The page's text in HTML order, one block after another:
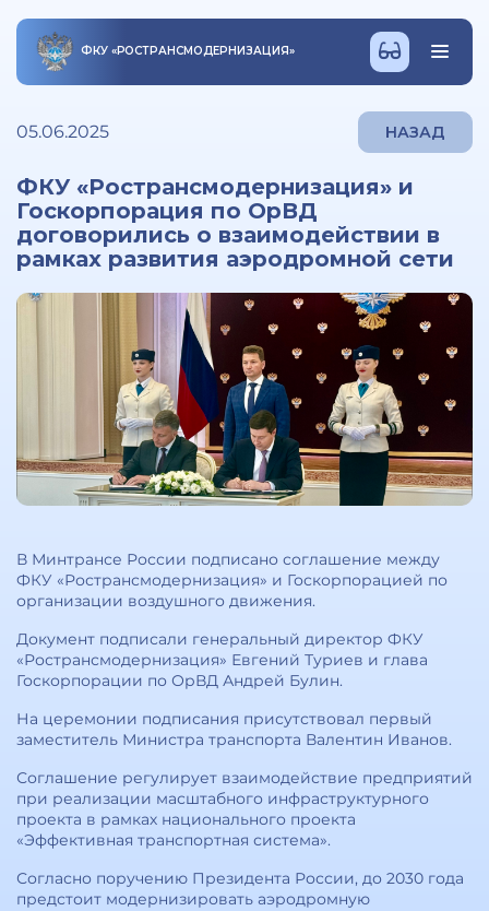
ФКУ «РОСТРАНСМОДЕРНИЗАЦИЯ»
05.06.2025 НАЗАД
ФКУ «Ространсмодернизация» и
Госкорпорация по ОрВД
договорились о взаимодействии в
рамках развития аэродромной сети
В Минтрансе России подписано соглашение между
ФКУ «Ространсмодернизация» и Госкорпорацией по
организации воздушного движения.
Документ подписали генеральный директор ФКУ
«Ространсмодернизация» Евгений Туриев и глава
Госкорпорации по ОрВД Андрей Булин.
На церемонии подписания присутствовал первый
заместитель Министра транспорта Валентин Иванов.
Соглашение регулирует взаимодействие предприятий
при реализации масштабного инфраструктурного
проекта в рамках национального проекта
«Эффективная транспортная система».
Согласно поручению Президента России, до 2030 года
предстоит модернизировать аэродромную